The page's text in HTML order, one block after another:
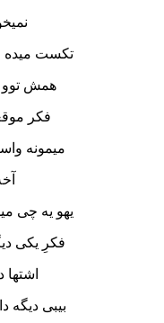
تکست میده
همش توو
فکر
میمونه
یهو یه چی
فکرِ یکی
بیبی دیگه